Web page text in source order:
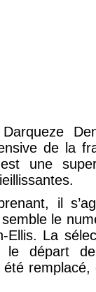
de la
une
il
le
La
départ
été